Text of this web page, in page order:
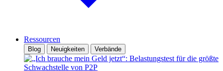
Ressourcen
Blog Neuigkeiten Verbände